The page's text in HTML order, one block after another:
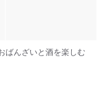
ばんざいと酒を楽しむ